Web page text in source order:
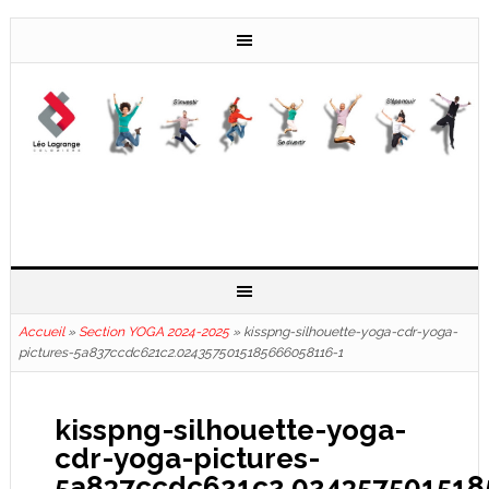
Accueil» Section YOGA 2024-2025» kisspng-silhouette-yoga-cdr-yoga-
pictures-5a837ccdc621c2.0243575015185666058116-1
kisspng-silhouette-yoga-
cdr-yoga-pictures-